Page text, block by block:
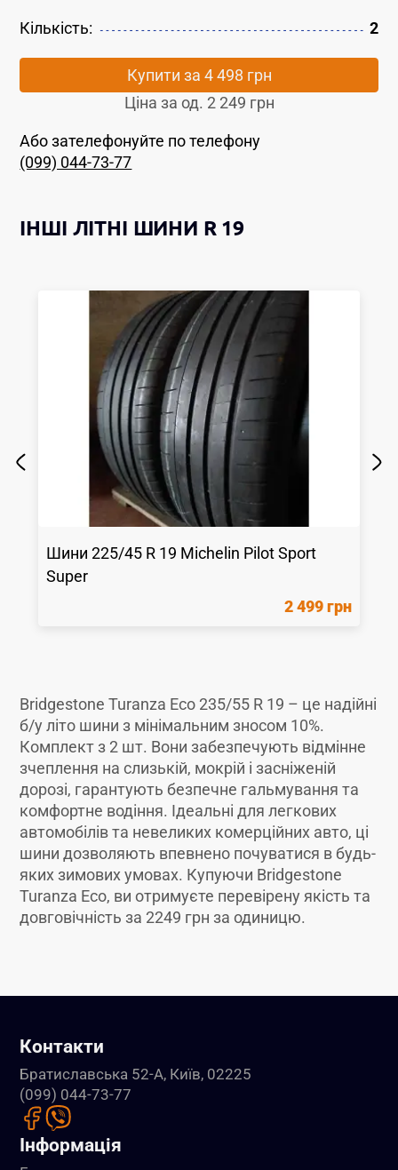
Кількість: 2
Купити за 4 498 грн
Ціна за од. 2 249 грн
Або зателефонуйте по телефону
(099) 044-73-77
ІНШІ ЛІТНІ ШИНИ R 19
Шини225/45 R 19 Michelin Pilot Sport
Super
2 499 грн
Bridgestone Turanza Eco 235/55 R 19 – це надійні
б/у літо шини з мінімальним зносом 10%.
Комплект з 2 шт. Вони забезпечують відмінне
зчеплення на слизькій, мокрій і засніженій
дорозі, гарантують безпечне гальмування та
комфортне водіння. Ідеальні для легкових
автомобілів та невеликих комерційних авто, ці
шини дозволяють впевнено почуватися в будь-
яких зимових умовах. Купуючи Bridgestone
Turanza Eco, ви отримуєте перевірену якість та
довговічність за 2249 грн за одиницю.
Контакти
Братиславська 52-А, Київ, 02225
(099) 044-73-77
Інформація